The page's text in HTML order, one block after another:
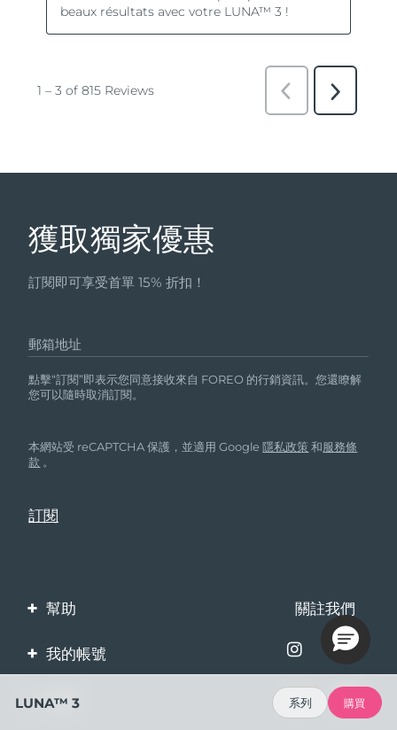
獲取獨家優惠
訂閱即可享受首單 15% 折扣！
郵箱地址
點擊“訂閱”即表示您同意接收來自 FOREO 的行銷資訊。您還瞭解
您可以隨時取消訂閱。
本網站受 reCAPTCHA 保護，並適用 Google隱私政策 和服務條
款 。
幫助
聯繫我們
訂單與運輸
保修與退換貨
關註我們
我的帳號
企業
LUNA™ 3 系列 購買